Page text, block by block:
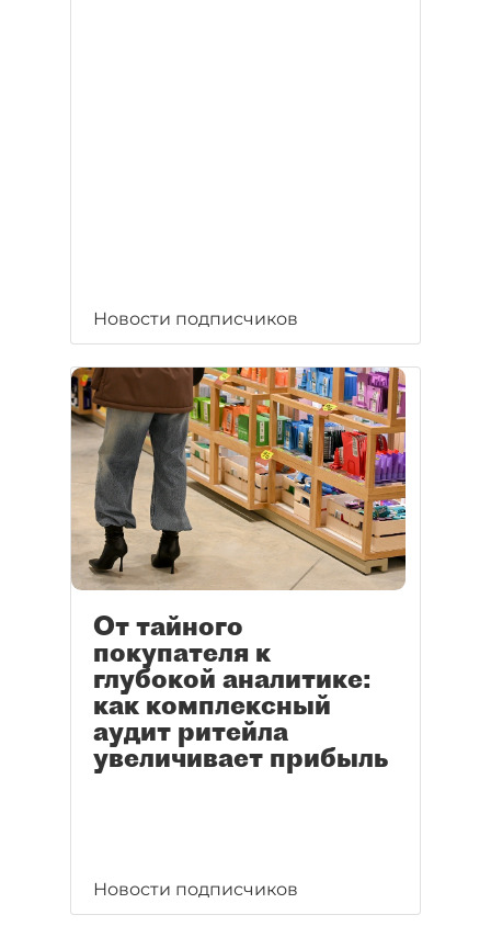
Новости подписчиков
От тайного
покупателя к
глубокой аналитике:
как комплексный
аудит ритейла
увеличивает прибыль
Новости подписчиков